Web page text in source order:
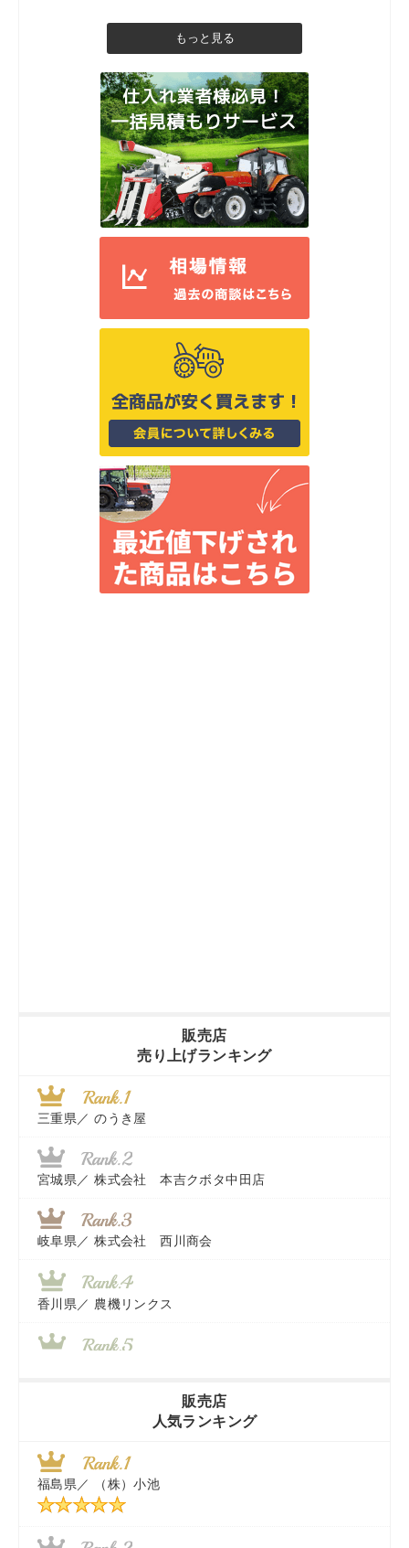
もっと見る
販売店
売り上げランキング
三重県／ のうき屋
宮城県／ 株式会社 本吉クボタ中田店
岐阜県／ 株式会社 西川商会
香川県／ 農機リンクス
近江商事合同会社：「茨城中古農建機販売」
千葉県／ 株式会社テクノ・タカ
販売店
人気ランキング
福島県／ （株）小池